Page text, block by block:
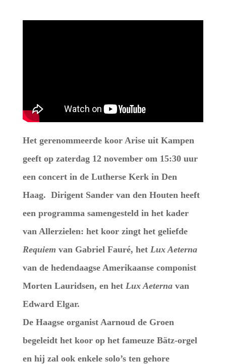
Het gerenommeerde koor Arise uit Kampen
geeft op zaterdag 12 november om 15:30 uur
een concert in de Lutherse Kerk in Den
Haag. Dirigent Sander van den Houten heeft
een programma samengesteld in het kader
van Allerzielen: het koor zingt het geliefde
Requiem van Gabriel Fauré, het Lux Aeterna
van de hedendaagse Amerikaanse componist
Morten Lauridsen, en het Lux Aeternavan
Edward Elgar.
De Haagse organist Aarnoud de Groen
begeleidt het koor op het fameuze Bätz-orgel
en hij zal ook enkele solo’s ten gehore